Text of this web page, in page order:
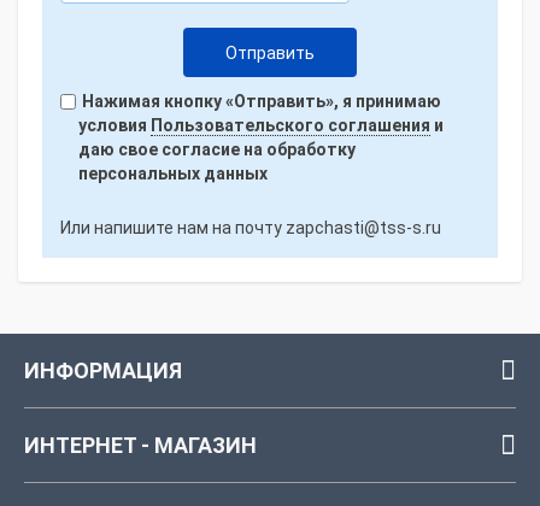
Нажимая кнопку «Отправить», я принимаю
условия Пользовательского соглашения и
даю свое согласие на обработку
персональных данных
Или напишите нам на почту zapchasti@tss-s.ru
ИНФОРМАЦИЯ
ИНТЕРНЕТ - МАГАЗИН